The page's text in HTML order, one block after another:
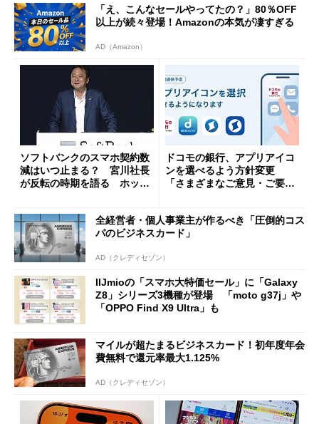
「え、こんなセールやってたの？」80％OFF
以上が続々登場！Amazonの本気が凄すぎる
AD（Amazon）
ソフトバンクのスマホ契約数
減はいつ止まる？ 宮川社長
が反転の時期を語る ホッピ
ドコモの銀行、アプリアイコ
ンを選べるよう方針変更
「さまざまなご意見・ご要望
全経営者・個人事業主が作るべき「圧倒的コス
パのビジネスカード」
AD（クレディセゾン）
IIJmioの「スマホ大特価セール」に「Galaxy
Z8」シリーズ3機種が登場 「moto g37j」や
「OPPO Find X9 Ultra」も
マイルが超たまるビジネスカード！初年度年会
費無料で還元率最大1.125%
AD（クレディセゾン）